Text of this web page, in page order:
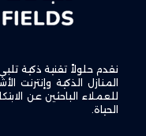
نقدم حلولاً تقنية ذكية
المنازل الذكية
للعملاء الباحثين عن
الحياة.